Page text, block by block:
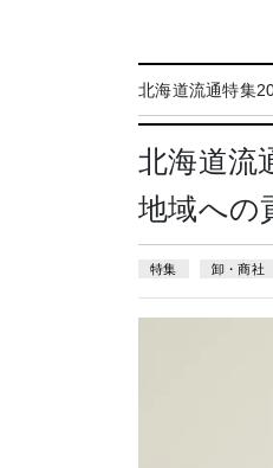
北海道流通特集
北海道流
地域への
特集 卸・商社